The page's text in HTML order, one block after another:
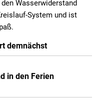
Wasserwiderstand
System und ist
demnächst
in den Ferien